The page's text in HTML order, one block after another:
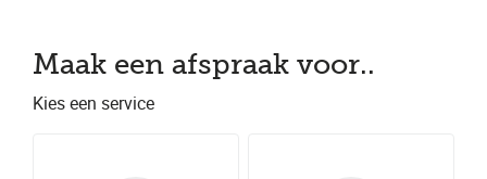
Maak een afspraak voor..
Kies een service